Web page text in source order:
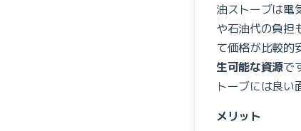
油ストーブは電
や石油代の負担
て価格が比較的
生可能な資源で
トーブには良い
メリット